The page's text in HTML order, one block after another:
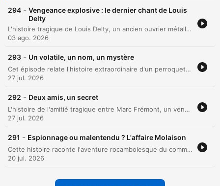
294 - Vengeance explosive : le dernier chant de Louis
Delty
L'histoire tragique de Louis Delty, un ancien ouvrier métallurgiste wallon dont la vie a basculé dans une spirale de vengeance et de démence. Après avoir été spolié de sa maison par sa propre mère, Madeleine, qui l'avait secrètement cédée à sa petite-fille, Delty s'est retrouvé isolé et ruiné, rejeté par le reste de sa famille. Utilisant son expertise acquise dans les arsenaux britanniques durant la Seconde Guerre mondiale, il a transformé son domicile en un véritable champ de mines composé de vingt pièges explosifs sophistiqués. L'épisode retrace la mise en place de ce plan machiavélique, de la fabrication des mécanismes artisanaux à l'installation d'engins chimiques et pyrotechniques dissimulés dans les murs et le mobilier. Le récit culmine avec l'accident fatal survenu lors de la tentative de perfectionnement de son dernier piège, révélant une fin aussi brutale que calculée.
03 ago. 2026
293 - Un volatile, un nom, un mystère
Cet épisode relate l'histoire extraordinaire d'un perroquet gris à queue verte apparu de manière inattendue dans le quartier d'un policier à Tokyo en 2007. L'oiseau, nommé Mickey, surprend son nouveau compagnon en sifflant une comptante familiale avant de devenir une véritable attraction locale grâce à ses capacités d'imitation. Le récit prend une dimension mystérieuse lorsque l'animal commence à répéter un nom et une adresse précise. La quête de la famille Soto pour vérifier ces informations mène à une rencontre bouleversante avec la véritable propriétaire de l'oiseau, soulevant des questions fascinantes sur l'intelligence et l'instinct de cet animal égaré.
27 jul. 2026
292 - Deux amis, un secret
L'histoire de l'amitié tragique entre Marc Frémont, un vendeur de drogerie au double visage, et Paul Chacquin, un mécanicien de casse automobile. Ce qui commence comme une amitié sincère née du service militaire se transforme en un plan criminel audacieux pour sauver la boutique de l'employé en simulant un accident de voiture. Le récit détaille la mise en place d'une manœuvre de sauvetage orchestrée par les deux complices, surnommés Marco et Polo. Cependant, une erreur de calcul lors de l'exécution du plan transforme le sauvetage en un homicide involontaire, menant les deux hommes devant la justice et à une condamnation au bagne de l'île du Diable.
27 jul. 2026
291 - Espionnage ou malentendu ? L'affaire Molaison
Cette histoire raconte l'aventure rocambolesque du commandant de cavalerie Charles Urbain Molléon-Ducoudray et de son épouse Garance lors d'un passage à la frontière pendant la Grande Guerre. Suite à une mésaventure dans des toilettes publiques insalubres, Madame de Coudray se retrouve suspectée d'espionnage par les autorités douanières en raison de marques mystérieuses apparues sur sa peau. L'épisode détaille l'escalade de la situation, de la fouille corporelle humiliante à l'intervention du contre-espionnage et des photographes judiciaires, jusqu'à la tentative de réparation juridique qui vire au scandale public. Une chronique sur les quiproquos entre noblesse déclinante, patriotisme exacerbé et traces d'encre indélébiles.
20 jul. 2026